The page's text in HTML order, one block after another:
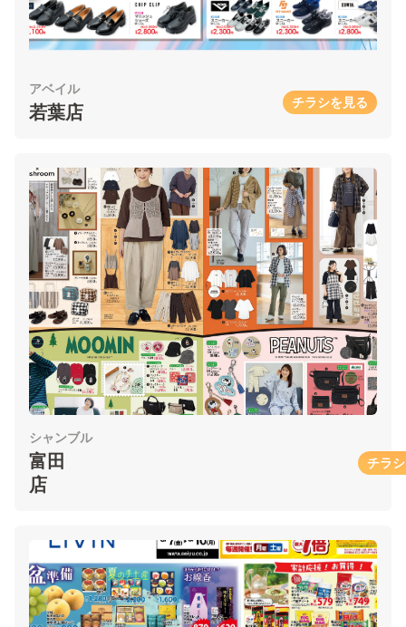
アベイル
若葉店 チラシを見る
シャンブル
富田
店
チラ